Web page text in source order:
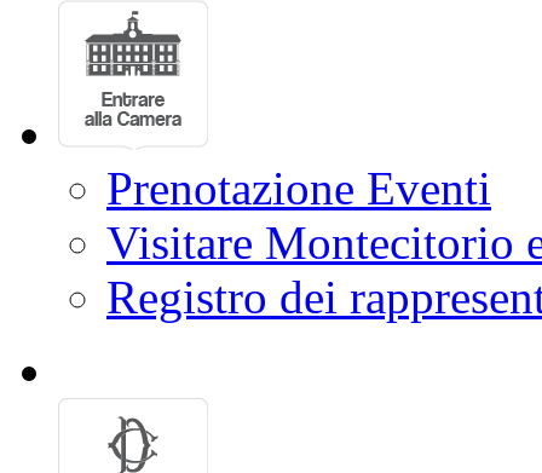
Prenotazione Eventi
Visitare Montecitorio
Registro dei